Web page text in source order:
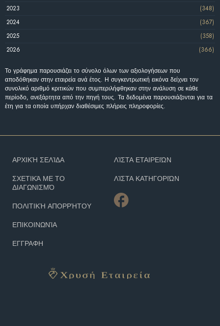
2023
(348)
2024
(367)
2025
(358)
2026
(366)
Το γράφημα παρουσιάζει το σύνολο όλων των αξιολογήσεων που
αποδόθηκαν στην εταιρεία ανά έτος. Η συγκεντρωτική εικόνα δείχνει τον
συνολικό αριθμό κριτικών που συμπεριλήφθηκαν στην ανάλυση σε κάθε
περίοδο, ανεξάρτητα από την πηγή τους. Τα δεδομένα παρουσιάζονται για τα
έτη για τα οποία υπήρχαν διαθέσιμες πλήρεις πληροφορίες.
ΑΡΧΙΚΉ ΣΕΛΊΔΑ
ΣΧΕΤΙΚΆ ΜΕ ΤΟ
ΔΙΑΓΩΝΙΣΜΌ
ΠΟΛΙΤΙΚΉ ΑΠΟΡΡΉΤΟΥ
ΕΠΙΚΟΙΝΩΝΊΑ
ΕΓΓΡΑΦΗ
ΛΊΣΤΑ ΕΤΑΙΡΕΙΏΝ
ΛΊΣΤΑ ΚΑΤΗΓΟΡΙΏΝ